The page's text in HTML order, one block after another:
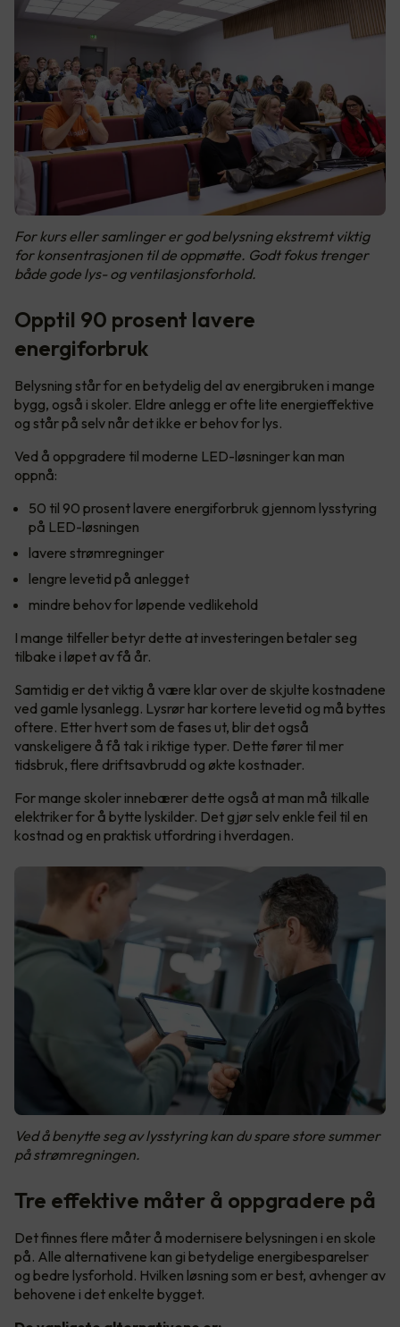
For kurs eller samlinger er god belysning ekstremt viktig
for konsentrasjonen til de oppmøtte. Godt fokus trenger
både gode lys- og ventilasjonsforhold.
Opptil 90 prosent lavere
energiforbruk
Belysning står for en betydelig del av energibruken i mange
bygg, også i skoler. Eldre anlegg er ofte lite energieffektive
og står på selv når det ikke er behov for lys.
Ved å oppgradere til moderne LED-løsninger kan man
oppnå:
50 til 90 prosent lavere energiforbruk gjennom lysstyring
på LED-løsningen
lavere strømregninger
lengre levetid på anlegget
mindre behov for løpende vedlikehold
I mange tilfeller betyr dette at investeringen betaler seg
tilbake i løpet av få år.
Samtidig er det viktig å være klar over de skjulte kostnadene
ved gamle lysanlegg. Lysrør har kortere levetid og må byttes
oftere. Etter hvert som de fases ut, blir det også
vanskeligere å få tak i riktige typer. Dette fører til mer
tidsbruk, flere driftsavbrudd og økte kostnader.
For mange skoler innebærer dette også at man må tilkalle
elektriker for å bytte lyskilder. Det gjør selv enkle feil til en
kostnad og en praktisk utfordring i hverdagen.
Ved å benytte seg av lysstyring kan du spare store summer
på strømregningen.
Tre effektive måter å oppgradere på
Det finnes flere måter å modernisere belysningen i en skole
på. Alle alternativene kan gi betydelige energibesparelser
og bedre lysforhold. Hvilken løsning som er best, avhenger av
behovene i det enkelte bygget.